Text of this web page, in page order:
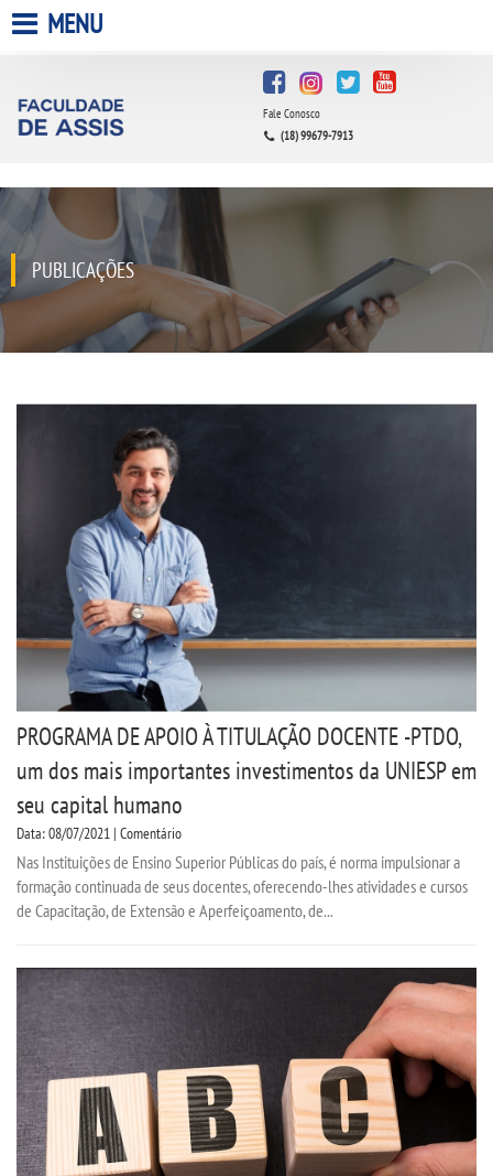
A FACULDADE
QUEM SOMOS
INFRAESTRUTURA
PROUNI
CURSOS
BACHARELADOS
LICENCIATURAS
TECNOLÓGICOS
VESTIBULAR
INSCREVA-SE
TRANSFERÊNCIA
SEGUNDA GRADUAÇÃO
MATRÍCULA
EDITAL
MENU
Fale Conosco
(18) 99679-7913
PUBLICAÇÕES
PROGRAMA DE APOIO À TITULAÇÃO DOCENTE -PTDO,
um dos mais importantes investimentos da UNIESP em
seu capital humano
Data: 08/07/2021 | Comentário
Nas Instituições de Ensino Superior Públicas do país, é norma impulsionar a
formação continuada de seus docentes, oferecendo-lhes atividades e cursos
de Capacitação, de Extensão e Aperfeiçoamento, de...